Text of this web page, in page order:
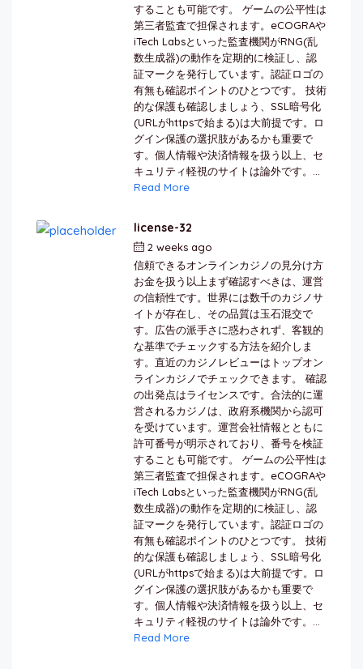
することも可能です。 ゲームの公平性は
第三者監査で担保されます。eCOGRAや
iTech Labsといった監査機関がRNG(乱
数生成器)の動作を定期的に検証し、認
証マークを発行しています。認証ロゴの
有無も確認ポイントのひとつです。 技術
的な保護も確認しましょう、SSL暗号化
(URLがhttpsで始まる)は大前提です。ロ
グイン保護の選択肢があるかも重要で
す。個人情報や決済情報を扱う以上、セ
キュリティ軽視のサイトは論外です。...
Read More
license-32
2 weeks ago
信頼できるオンラインカジノの見分け方
お金を扱う以上まず確認すべきは、運営
の信頼性です。世界には数千のカジノサ
イトが存在し、その品質は玉石混交で
す。広告の派手さに惑わされず、客観的
な基準でチェックする方法を紹介しま
す。直近のカジノレビューはトップオン
ラインカジノでチェックできます。 確認
の出発点はライセンスです。合法的に運
営されるカジノは、政府系機関から認可
を受けています。運営会社情報とともに
許可番号が明示されており、番号を検証
することも可能です。 ゲームの公平性は
第三者監査で担保されます。eCOGRAや
iTech Labsといった監査機関がRNG(乱
数生成器)の動作を定期的に検証し、認
証マークを発行しています。認証ロゴの
有無も確認ポイントのひとつです。 技術
的な保護も確認しましょう、SSL暗号化
(URLがhttpsで始まる)は大前提です。ロ
グイン保護の選択肢があるかも重要で
す。個人情報や決済情報を扱う以上、セ
キュリティ軽視のサイトは論外です。...
Read More